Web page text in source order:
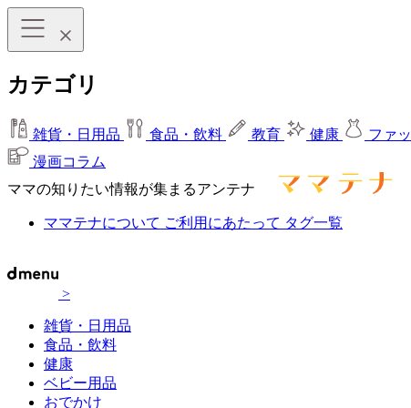
カテゴリ
雑貨・日用品 食品・飲料 教育 健康 ファ
漫画コラム
ママの知りたい情報が集まるアンテナ
ママテナについて ご利用にあたって タグ一覧
>
雑貨・日用品
食品・飲料
健康
ベビー用品
おでかけ